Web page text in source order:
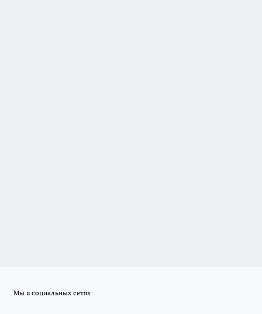
Мы в социальных сетях